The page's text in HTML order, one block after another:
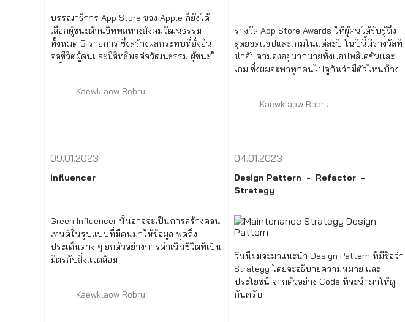
บรรณาธิการ App Store ของ Apple ก็ยังได้
เลือกผู้ชนะด้านอิทพลทางสังคมวัฒนธรรม
ทั้งหมด 5 รายการ ซึ่งสร้างผลกระทบที่ยั่งยืน
ต่อชีวิตผู้คนและมีอิทธิพลต่อวัฒนธรรม ผู้ชนะใน
Kaewklaow Robru
รางวัล App Store Awards ให้ผู้คนได้รับรู้ถึง
สุดยอดแอปและเกมในแต่ละปี ในปีนี้มีรางวัลที่
น่าจับตามองอยู่มากมายทั้งแอปพลิเคชันและ
เกม ซึ่งผมจะพาทุกคนไปดูกันว่ามีตัวไหนบ้าง
Kaewklaow Robru
09.01.2023
influencer
Green Influencer นั้นอาจจะเป็นการสร้างคอน
เทนต์ในรูปแบบที่มีคนมาให้ข้อมูล พูดถึง
ประเด็นต่าง ๆ ยกตัวอย่างการดำเนินชีวิตที่เป็น
มิตรกับสิ่งแวดล้อม
Kaewklaow Robru
04.01.2023
Design Pattern
Refactor
Strategy
วันนี้ผมจะมาแนะนำ Design Pattern ที่มีชื่อว่า
Strategy โดยจะอธิบายความหมาย และ
ประโยชน์ จากตัวอย่าง Code ที่จะนำมาให้ดู
กันครับ